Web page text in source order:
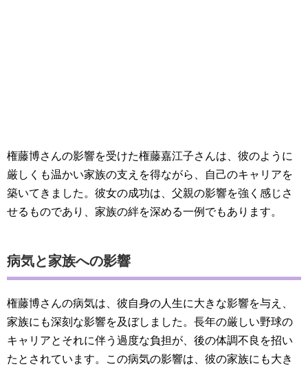
権藤博さんの影響を受けた権藤嘉江子さんは、彼のように
厳しくも温かい家族の支えを得ながら、自己のキャリアを
築いてきました。彼女の成功は、父親の影響を強く感じさ
せるものであり、家族の絆を深める一例でもあります。
病気と家族への影響
権藤博さんの病気は、彼自身の人生に大きな影響を与え、
家族にも深刻な影響を及ぼしました。長年の厳しい野球の
キャリアとそれに伴う過度な負担が、後の体調不良を招い
たとされています。この病気の影響は、彼の家族にも大き